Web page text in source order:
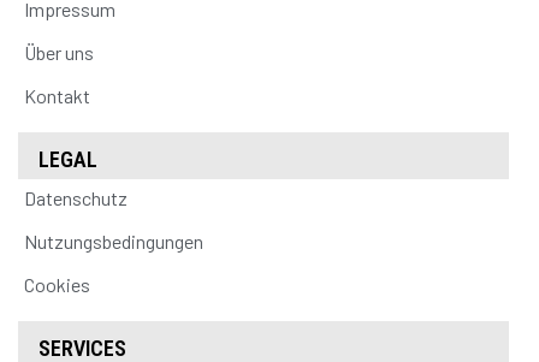
Impressum
Über uns
Kontakt
LEGAL
Datenschutz
Nutzungsbedingungen
Cookies
SERVICES